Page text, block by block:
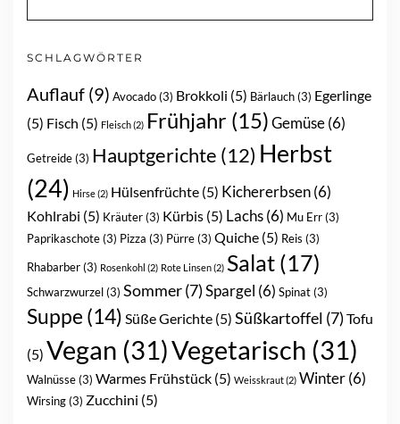
SCHLAGWÖRTER
Auflauf (9) Avocado(3) Brokkoli (5) Bärlauch(3) Egerlinge
(5) Fisch (5) Fleisch(2) Frühjahr (15)Gemüse(6)
Getreide(3) Hauptgerichte (12) Herbst
(24) Hirse(2) Hülsenfrüchte (5) Kichererbsen(6)
Kohlrabi (5) Kräuter(3) Kürbis (5) Lachs(6) Mu Err(3)
Paprikaschote(3) Pizza (3) Pürre(3) Quiche (5) Reis (3)
Rhabarber(3) Rosenkohl (2) Rote Linsen(2) Salat (17)
Schwarzwurzel(3) Sommer(7)Spargel (6) Spinat(3)
Suppe (14) Süße Gerichte (5) Süßkartoffel (7) Tofu
(5) Vegan (31)Vegetarisch (31)
Walnüsse(3) Warmes Frühstück (5) Weisskraut(2) Winter(6)
Wirsing(3) Zucchini (5)